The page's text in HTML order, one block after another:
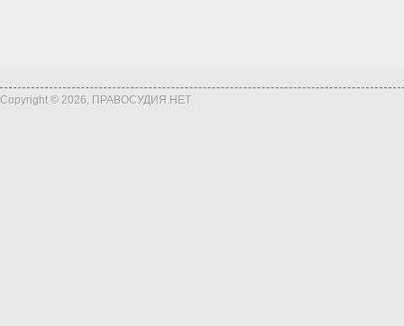
Copyright © 2026, ПРАВОСУДИЯ.НЕТ